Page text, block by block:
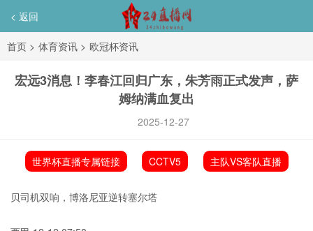
< 返回
首页 > 体育资讯 > 欧冠杯资讯
宏远3消息！李春江回归广东，朱芳雨正式发声，萨
姆纳满血复出
2025-12-27
世界杯直播专属链接 CCTV5 主队VS客队直播
贝司机双响，博洛尼亚逆转塞尔塔